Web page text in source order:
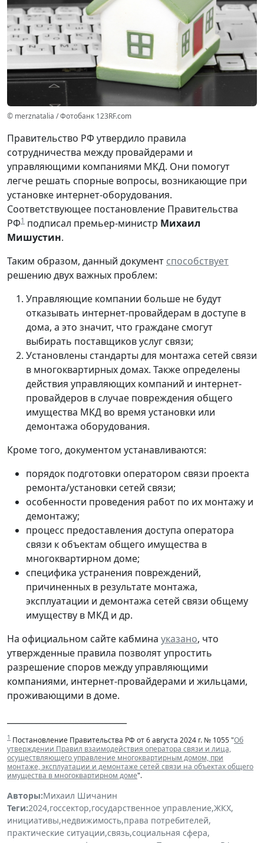
© merznatalia / Фотобанк 123RF.com
Правительство РФ утвердило правила
сотрудничества между провайдерами и
управляющими компаниями МКД. Они помогут
легче решать спорные вопросы, возникающие при
установке интернет-оборудования.
Соответствующее постановление Правительства
РФ1 подписал премьер-министр Михаил
Мишустин.
Таким образом, данный документ способствует
решению двух важных проблем:
Управляющие компании больше не будут
отказывать интернет-провайдерам в доступе в
дома, а это значит, что граждане смогут
выбирать поставщиков услуг связи;
Установлены стандарты для монтажа сетей связи
в многоквартирных домах. Также определены
действия управляющих компаний и интернет-
провайдеров в случае повреждения общего
имущества МКД во время установки или
демонтажа оборудования.
Кроме того, документом устанавливаются:
порядок подготовки оператором связи проекта
ремонта/установки сетей связи;
особенности проведения работ по их монтажу и
демонтажу;
процесс предоставления доступа оператора
связи к объектам общего имущества в
многоквартирном доме;
специфика устранения повреждений,
причиненных в результате монтажа,
эксплуатации и демонтажа сетей связи общему
имуществу в МКД и др.
На официальном сайте кабмина указано, что
утвержденные правила позволят упростить
разрешение споров между управляющими
компаниями, интернет-провайдерами и жильцами,
проживающими в доме.
1 Постановление Правительства РФ от 6 августа 2024 г. № 1055 "Об
утверждении Правил взаимодействия оператора связи и лица,
осуществляющего управление многоквартирным домом, при
монтаже, эксплуатации и демонтаже сетей связи на объектах общего
имущества в многоквартирном доме".
Авторы:Михаил Шичанин
Теги:2024,госсектор,государственное управление,ЖКХ,
инициативы,недвижимость,права потребителей,
практические ситуации,связь,социальная сфера,